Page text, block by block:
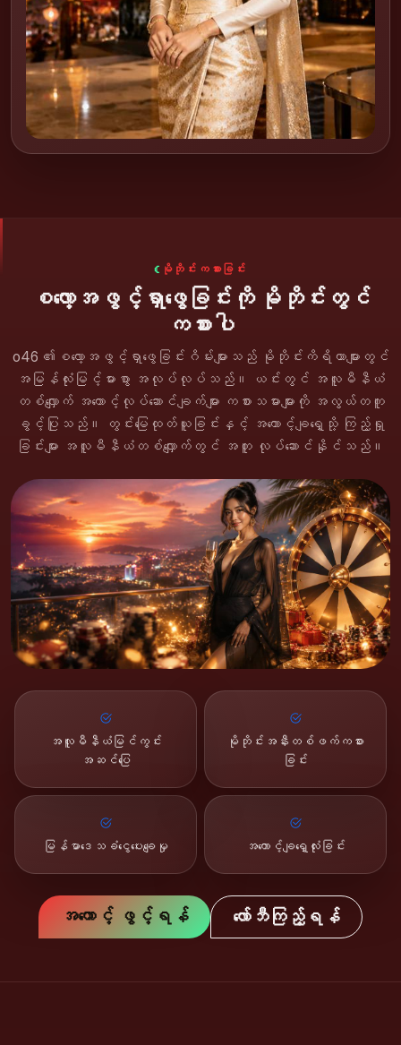
မိုဘိုင်းကစားခြင်း
စလော့အဖွင့်ရှာဖွေခြင်းကို မိုဘိုင်းတွင်
ကစားပါ
o46 ၏စလော့အဖွင့်ရှာဖွေခြင်းဂိမ်းများသည် မိုဘိုင်းကိရိယာများတွင်
အမြန်လုံးမြင့်မားစွာ အလုပ်လုပ်သည်။ ယင်းတွင် အလူမီနီယံ
တစ်လျှောက် အကောင့်လုပ်ဆောင်ချက်များ ကစားသမားများကို အလွယ်တကူ
ခွင့်ပြုသည်။ တွင်းမြေထုတ်ယူခြင်းနှင့် အကောင့်ချရှေ့သို့ ကြည့်ရှု
ခြင်းများ အလူမီနီယံတစ်လျှောက်တွင် အတူ လုပ်ဆောင်နိုင်သည်။
အလူမီနီယံမြင်ကွင်း
အဆင်ပြေ
မိုဘိုင်းအနီးတစ်ဖက်ကစား
ခြင်း
မြန်မာဒေသခံငွေပေးချေမှု အကောင့်ချရှေ့လုံးခြင်း
အကောင့် ဖွင့်ရန် လော်ဘီကြည့်ရန်